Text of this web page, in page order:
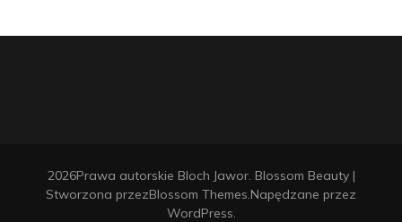
2026Prawa autorskie Bloch Jawor. Blossom Beauty |
Stworzona przezBlossom Themes.Napędzane przez
WordPress.